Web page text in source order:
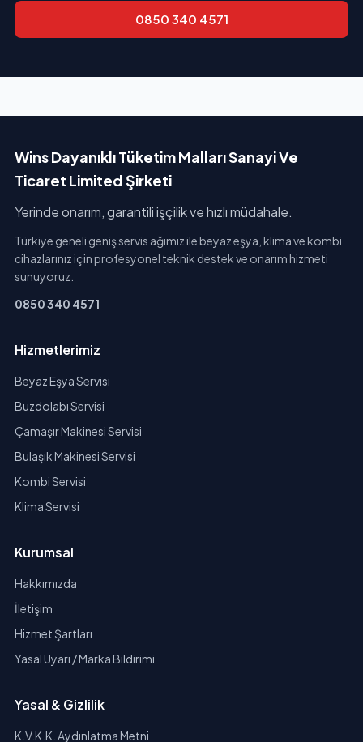
0850 340 4571
Wins Dayanıklı Tüketim Malları Sanayi Ve
Ticaret Limited Şirketi
Yerinde onarım, garantili işçilik ve hızlı müdahale.
Türkiye geneli geniş servis ağımız ile beyaz eşya, klima ve kombi
cihazlarınız için profesyonel teknik destek ve onarım hizmeti
sunuyoruz.
0850 340 4571
Hizmetlerimiz
Beyaz Eşya Servisi
Buzdolabı Servisi
Çamaşır Makinesi Servisi
Bulaşık Makinesi Servisi
Kombi Servisi
Klima Servisi
Kurumsal
Hakkımızda
İletişim
Hizmet Şartları
Yasal Uyarı / Marka Bildirimi
Yasal & Gizlilik
K.V.K.K. Aydınlatma Metni